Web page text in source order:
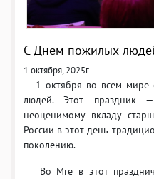
С Днем пожилых
1 октября, 2025г
1 октября во всем мире
людей. Этот праздник
неоценимому вкладу
России в этот день
поколению.
Во Мге в этот